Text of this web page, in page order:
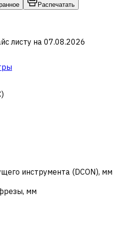
Распечатать
листу на 07.08.2026
инструмента (DCON), мм
мм